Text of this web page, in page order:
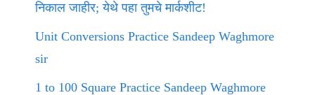
निकाल जाहीर; येथे पहा तुमचे मार्कशीट!
Unit Conversions Practice Sandeep Waghmore
sir
1 to 100 Square Practice Sandeep Waghmore